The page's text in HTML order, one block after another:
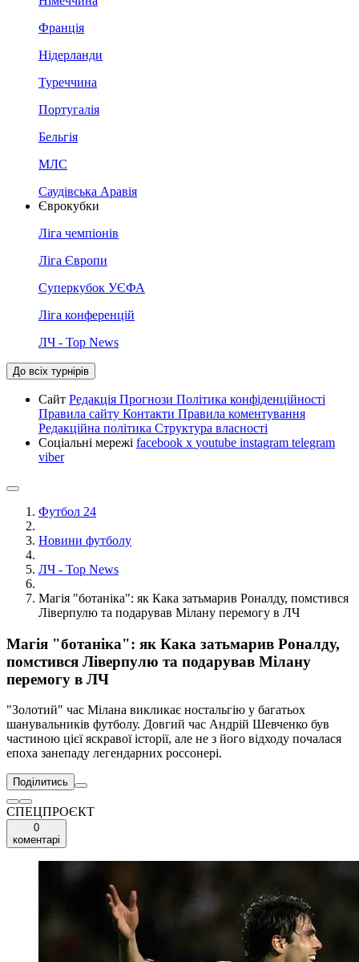
Франція
Нідерланди
Туреччина
Португалія
Бельгія
МЛС
Саудівська Аравія
Єврокубки
Ліга чемпіонів
Ліга Європи
Суперкубок УЄФА
Ліга конференцій
ЛЧ - Top News
До всіх турнірів
Сайт Редакція Прогнози Політика конфіденційності
Правила сайту Контакти Правила коментування
Редакційна політика Структура власності
Соціальні мережі facebook x youtube instagram telegram
viber
Футбол 24
Новини футболу
ЛЧ - Top News
Магія "ботаніка": як Кака затьмарив Роналду, помстився
Ліверпулю та подарував Мілану перемогу в ЛЧ
Магія "ботаніка": як Кака затьмарив Роналду,
помстився Ліверпулю та подарував Мілану
перемогу в ЛЧ
"Золотий" час Мілана викликає ностальгію у багатьох
шанувальників футболу. Довгий час Андрій Шевченко був
частиною цієї яскравої історії, але не з його відходу почалася
епоха занепаду легендарних россонері.
Поділитись
СПЕЦПРОЄКТ
0
коментарі